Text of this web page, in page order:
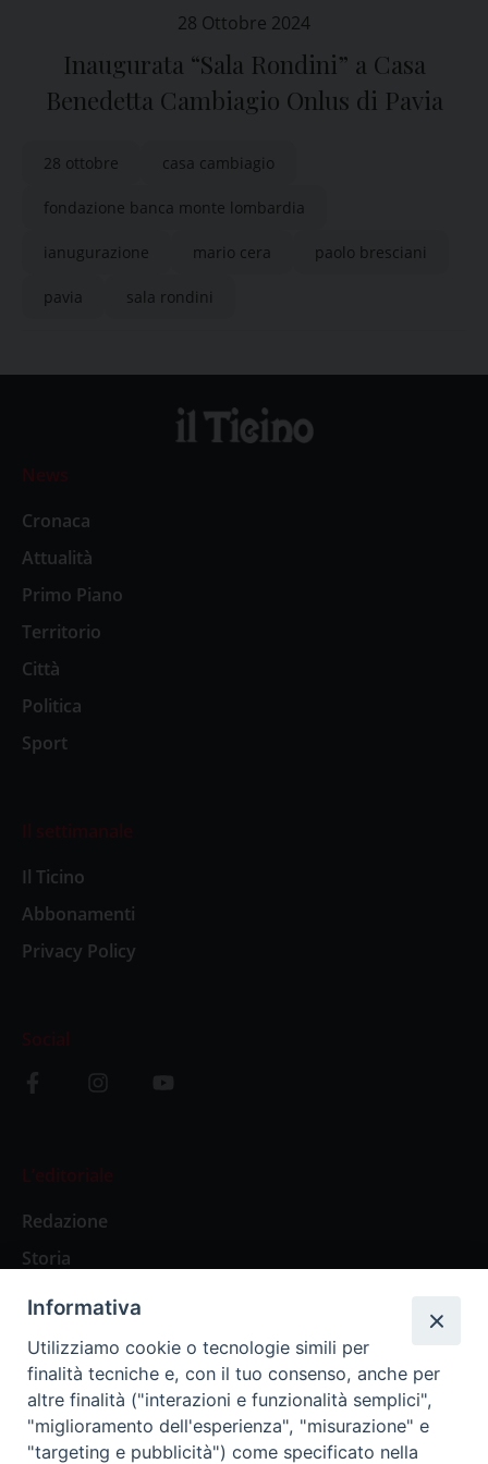
28 Ottobre 2024
Inaugurata “Sala Rondini” a Casa
Benedetta Cambiagio Onlus di Pavia
28 ottobre casa cambiagio
fondazione banca monte lombardia
ianugurazione mario cera paolo bresciani
pavia sala rondini
News
Cronaca
Attualità
Primo Piano
Territorio
Città
Politica
Sport
Il settimanale
Il Ticino
Abbonamenti
Privacy Policy
Social
L’editoriale
Redazione
Storia
Abbonamenti
Abbonamento Annuale Digitale
Abbonamento Annuale Cartaceo
Informativa
Utilizziamo cookie o tecnologie simili per
finalità tecniche e, con il tuo consenso, anche per
altre finalità ("interazioni e funzionalità semplici",
"miglioramento dell'esperienza", "misurazione" e
"targeting e pubblicità") come specificato nella